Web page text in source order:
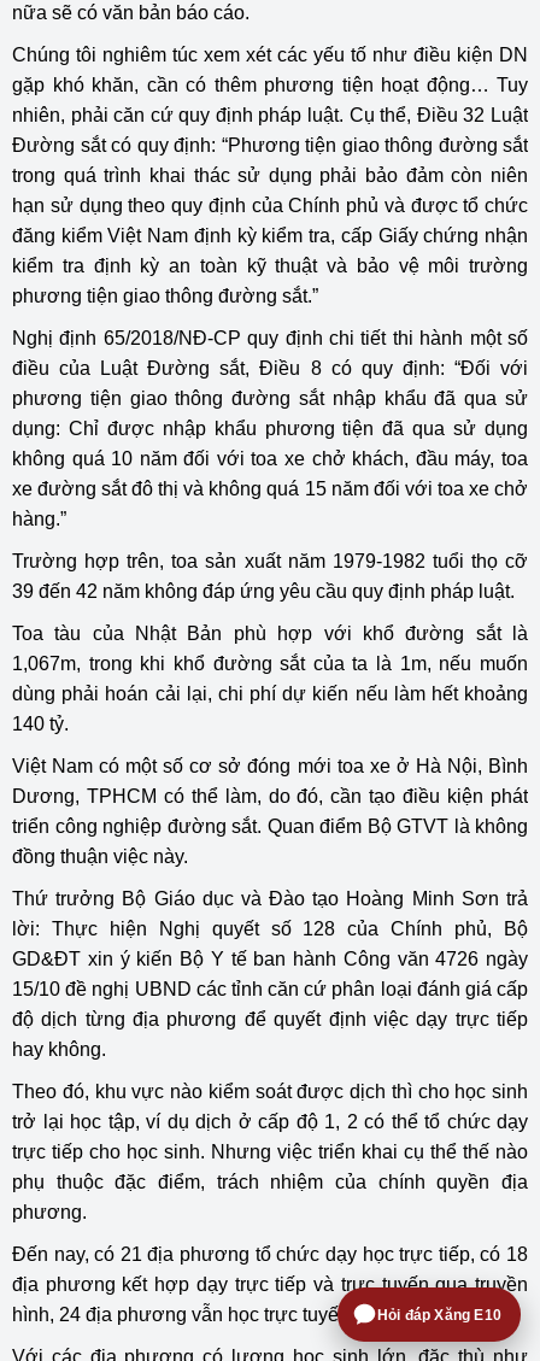
nữa sẽ có văn bản báo cáo.
Chúng tôi nghiêm túc xem xét các yếu tố như điều kiện DN
gặp khó khăn, cần có thêm phương tiện hoạt động… Tuy
nhiên, phải căn cứ quy định pháp luật. Cụ thể, Điều 32 Luật
Đường sắt có quy định: “Phương tiện giao thông đường sắt
trong quá trình khai thác sử dụng phải bảo đảm còn niên
hạn sử dụng theo quy định của Chính phủ và được tổ chức
đăng kiểm Việt Nam định kỳ kiểm tra, cấp Giấy chứng nhận
kiểm tra định kỳ an toàn kỹ thuật và bảo vệ môi trường
phương tiện giao thông đường sắt.”
Nghị định 65/2018/NĐ-CP quy định chi tiết thi hành một số
điều của Luật Đường sắt, Điều 8 có quy định: “Đối với
phương tiện giao thông đường sắt nhập khẩu đã qua sử
dụng: Chỉ được nhập khẩu phương tiện đã qua sử dụng
không quá 10 năm đối với toa xe chở khách, đầu máy, toa
xe đường sắt đô thị và không quá 15 năm đối với toa xe chở
hàng.”
Trường hợp trên, toa sản xuất năm 1979-1982 tuổi thọ cỡ
39 đến 42 năm không đáp ứng yêu cầu quy định pháp luật.
Toa tàu của Nhật Bản phù hợp với khổ đường sắt là
1,067m, trong khi khổ đường sắt của ta là 1m, nếu muốn
dùng phải hoán cải lại, chi phí dự kiến nếu làm hết khoảng
140 tỷ.
Việt Nam có một số cơ sở đóng mới toa xe ở Hà Nội, Bình
Dương, TPHCM có thể làm, do đó, cần tạo điều kiện phát
triển công nghiệp đường sắt. Quan điểm Bộ GTVT là không
đồng thuận việc này.
Thứ trưởng Bộ Giáo dục và Đào tạo Hoàng Minh Sơn trả
lời: Thực hiện Nghị quyết số 128 của Chính phủ, Bộ
GD&ĐT xin ý kiến Bộ Y tế ban hành Công văn 4726 ngày
15/10 đề nghị UBND các tỉnh căn cứ phân loại đánh giá cấp
độ dịch từng địa phương để quyết định việc dạy trực tiếp
hay không.
Theo đó, khu vực nào kiểm soát được dịch thì cho học sinh
trở lại học tập, ví dụ dịch ở cấp độ 1, 2 có thể tổ chức dạy
trực tiếp cho học sinh. Nhưng việc triển khai cụ thể thế nào
phụ thuộc đặc điểm, trách nhiệm của chính quyền địa
phương.
Đến nay, có 21 địa phương tổ chức dạy học trực tiếp, có 18
địa phương kết hợp dạy trực tiếp và trực tuyến qua truyền
hình, 24 địa phương vẫn học trực tuyến qua truyền hình.
Với các địa phương có lượng học sinh lớn, đặc thù như
Hỏi đáp Xăng E10